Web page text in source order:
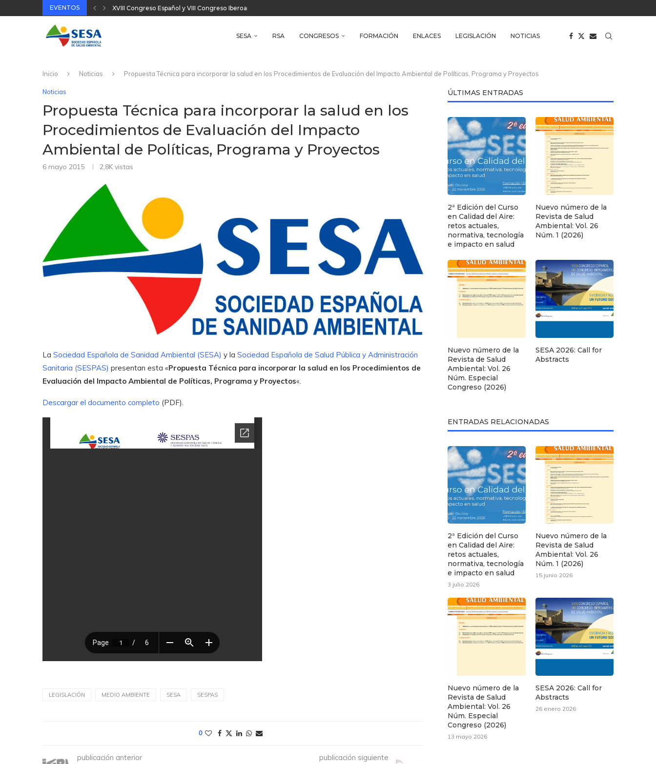
EVENTOS XVIII Congreso Español y VIII Congreso Iberoamericano de Salud Ambiental
SESA
RSA CONGRESOS FORMACIÓN ENLACES LEGISLACIÓN NOTICIAS
Inicio Noticias Propuesta Técnica para incorporar la salud en los Procedimientos de Evaluación del Impacto Ambiental de Políticas, Programa y Proyectos
Noticias
Propuesta Técnica para incorporar la salud en los
Procedimientos de Evaluación del Impacto
Ambiental de Políticas, Programa y Proyectos
6 mayo 2015 2,8K vistas
La Sociedad Española de Sanidad Ambiental (SESA) y la Sociedad Española de Salud Pública y Administración
Sanitaria (SESPAS) presentan esta «Propuesta Técnica para incorporar la salud en los Procedimientos de
Evaluación del Impacto Ambiental de Políticas, Programa y Proyectos«.
Descargar el documento completo (PDF).
LEGISLACIÓN MEDIO AMBIENTE SESA SESPAS
0
publicación anterior publicación siguiente
ÚLTIMAS ENTRADAS
2ª Edición del Curso
en Calidad del Aire:
retos actuales,
normativa, tecnología
e impacto en salud
Nuevo número de la
Revista de Salud
Ambiental: Vol. 26
Núm. 1 (2026)
Nuevo número de la
Revista de Salud
Ambiental: Vol. 26
Núm. Especial
Congreso (2026)
SESA 2026: Call for
Abstracts
ENTRADAS RELACIONADAS
2ª Edición del Curso
en Calidad del Aire:
retos actuales,
normativa, tecnología
e impacto en salud
3 julio 2026
Nuevo número de la
Revista de Salud
Ambiental: Vol. 26
Núm. 1 (2026)
15 junio 2026
Nuevo número de la
Revista de Salud
Ambiental: Vol. 26
Núm. Especial
Congreso (2026)
13 mayo 2026
SESA 2026: Call for
Abstracts
26 enero 2026